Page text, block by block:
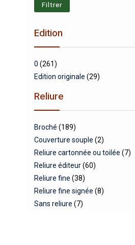
Filtrer
Edition
0 (261)
Edition originale (29)
Reliure
Broché (189)
Couverture souple (2)
Reliure cartonnée ou toilée (7)
Reliure éditeur(60)
Reliure fine (38)
Reliure fine signée (8)
Sans reliure (7)